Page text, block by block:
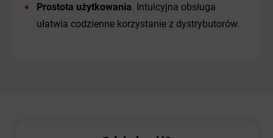
Prostota użytkowania. Intuicyjna obsługa
ułatwia codzienne korzystanie z dystrybutorów.